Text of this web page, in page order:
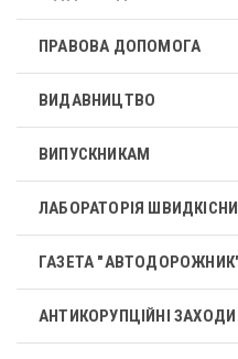
ПРАВОВА ДОПОМОГА
ВИДАВНИЦТВО
ВИПУСКНИКАМ
ЛАБОРАТОРІЯ
ГАЗЕТА
АНТИКОРУПЦІЙНІ ЗАХОДИ